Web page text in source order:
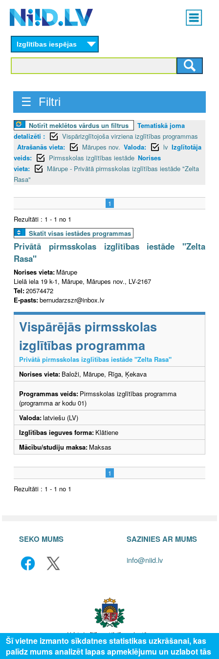
content
Main
menu
Izglītības iespējas
☰ Filtri
Notīrīt meklētos vārdus un filtrus
Tematiskā joma
detalizēti :
Vispārizglītojoša virziena izglītības programmas
Atrašanās vieta:
Mārupes nov. Valoda: lv Izglītotāja
veids:
Pirmsskolas izglītības iestāde Norises
vieta:
Mārupe - Privātā pirmsskolas izglītības iestāde "Zelta
Rasa"
1
Rezultāti : 1 - 1 no 1
Skatīt visas iestādes programmas
Privātā pirmsskolas izglītības iestāde "Zelta
Rasa"
Norises vieta: Mārupe
Lielā iela 19 k-1, Mārupe, Mārupes nov., LV-2167
Tel:20574472
E-pasts:bernudarzszr@inbox.lv
Vispārējās pirmsskolas
izglītības programma
Privātā pirmsskolas izglītības iestāde "Zelta Rasa"
Norises vieta: Baloži, Mārupe, Rīga, Ķekava
Programmas veids: Pirmsskolas izglītības programma
(programma ar kodu 01)
Valoda:latviešu (LV)
Izglītības ieguves forma: Klātiene
Mācību/studiju maksa: Maksas
1
Rezultāti : 1 - 1 no 1
SEKO MUMS SAZINIES AR MUMS
info@niid.lv
Šī vietne izmanto sīkdatnes statistikas uzkrāšanai, kas
palīdz mums analizēt lapas apmeklējumu un uzlabot tās